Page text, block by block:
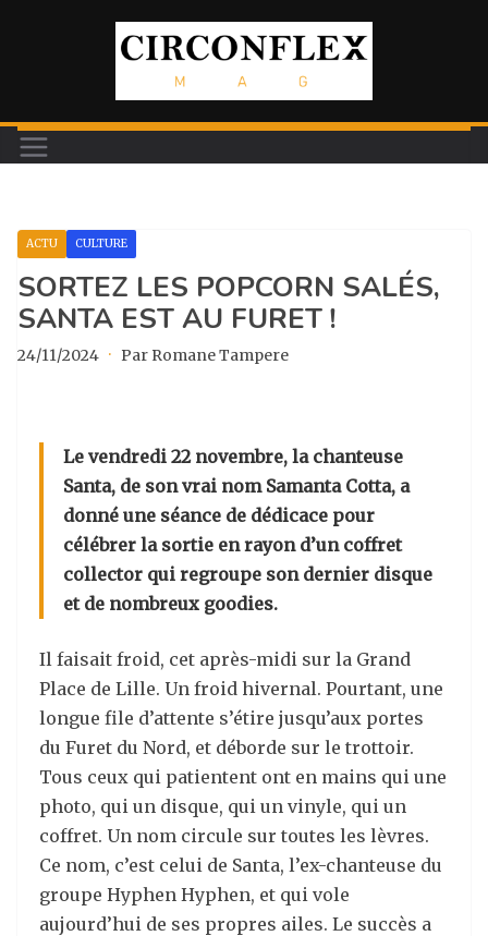
ACTU CULTURE
SORTEZ LES POPCORN SALÉS,
SANTA EST AU FURET !
24/11/2024 · Par Romane Tampere
Le vendredi 22 novembre, la chanteuse
Santa, de son vrai nom Samanta Cotta, a
donné une séance de dédicace pour
célébrer la sortie en rayon d’un coffret
collector qui regroupe son dernier disque
et de nombreux goodies.
Il faisait froid, cet après-midi sur la Grand
Place de Lille. Un froid hivernal. Pourtant, une
longue file d’attente s’étire jusqu’aux portes
du Furet du Nord, et déborde sur le trottoir.
Tous ceux qui patientent ont en mains qui une
photo, qui un disque, qui un vinyle, qui un
coffret. Un nom circule sur toutes les lèvres.
Ce nom, c’est celui de Santa, l’ex-chanteuse du
groupe Hyphen Hyphen, et qui vole
aujourd’hui de ses propres ailes. Le succès a